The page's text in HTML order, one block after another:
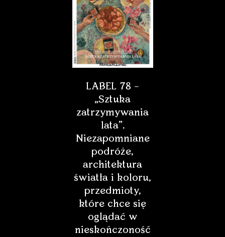
LABEL 78 –
„Sztuka
zatrzymywania
lata”.
Niezapomniane
podróże,
architektura
światła i koloru,
przedmioty,
które chce się
oglądać w
nieskończoność